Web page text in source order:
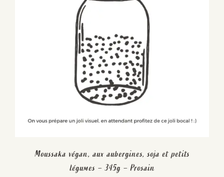
Moussaka végan, aux aubergines, soja et petits
légumes – 345g – Prosain